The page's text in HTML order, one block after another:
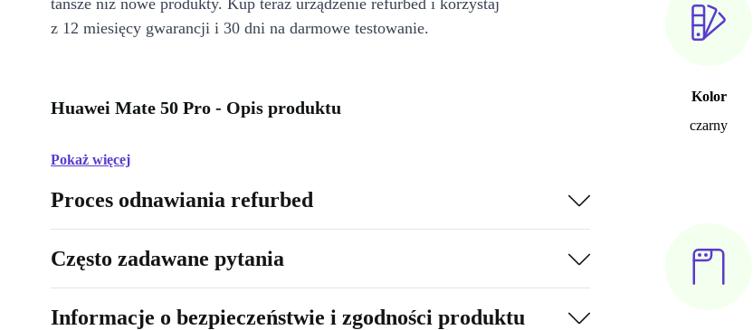
Kolor
czarny
tańsze niż nowe produkty. Kup teraz urządzenie refurbed i korzystaj
z 12 miesięcy gwarancji i 30 dni na darmowe testowanie.
Huawei Mate 50 Pro - Opis produktu
Pokaż więcej
Proces odnawiania refurbed
Często zadawane pytania
Informacje o bezpieczeństwie i zgodności produktu